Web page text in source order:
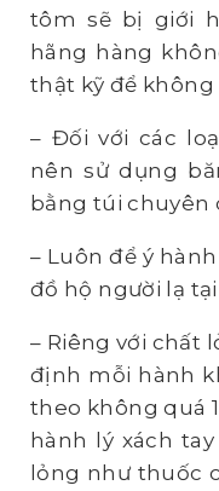
tôm sẽ bị giới
hãng hàng
thật kỹ để không
– Đối với các
nên sử dụng
bằng túi chuyên
– Luôn để ý
đồ hộ người lạ tại
– Riêng với chất
định mỗi hành
theo không quá
hành lý xách
lỏng như thuốc